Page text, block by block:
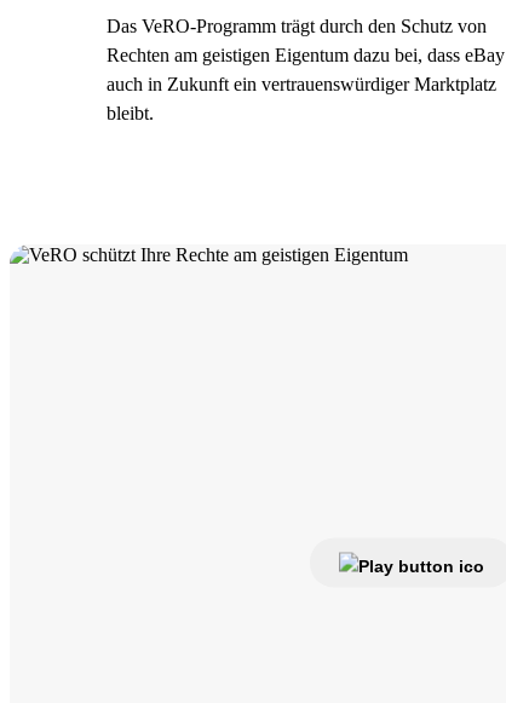
Das VeRO-Programm trägt durch den Schutz von
Rechten am geistigen Eigentum dazu bei, dass eBay
auch in Zukunft ein vertrauenswürdiger Marktplatz
bleibt.